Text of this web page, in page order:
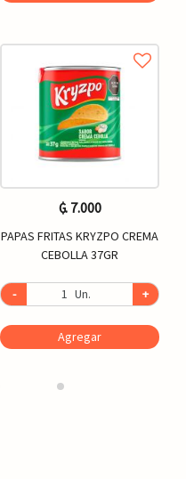
₲. 7.000
PAPAS FRITAS KRYZPO CREMA
CEBOLLA 37GR
- Un. +
Agregar